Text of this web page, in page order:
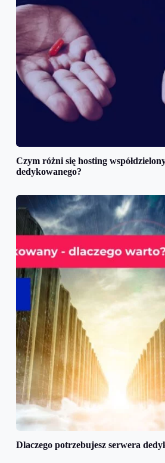
Czym różni się hosting
dedykowanego?
Dlaczego potrzebujesz serwera